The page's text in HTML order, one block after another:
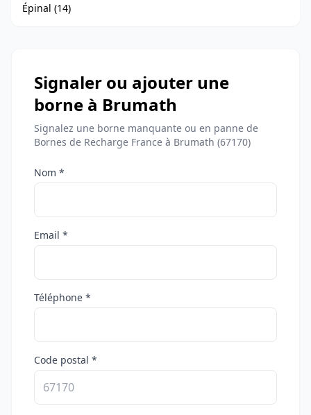
Épinal (14)
Signaler ou ajouter une
borne à Brumath
Signalez une borne manquante ou en panne de
Bornes de Recharge France à Brumath (67170)
Nom *
Email *
Téléphone *
Code postal *